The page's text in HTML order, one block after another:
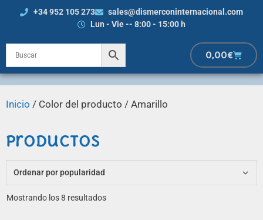
+34 952 105 273
sales@dismerconinternacional.com
Lun - Vie -- 8:00 - 15:00 h
0,00€
Inicio / Color del producto / Amarillo
Productos
Mostrando los 8 resultados